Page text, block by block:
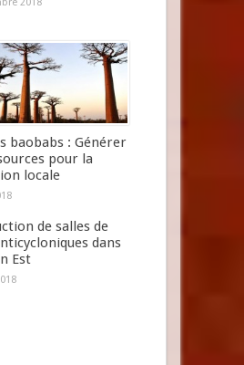
2018
baobabs : Générer
pour la
locale
de salles de
dans
Est